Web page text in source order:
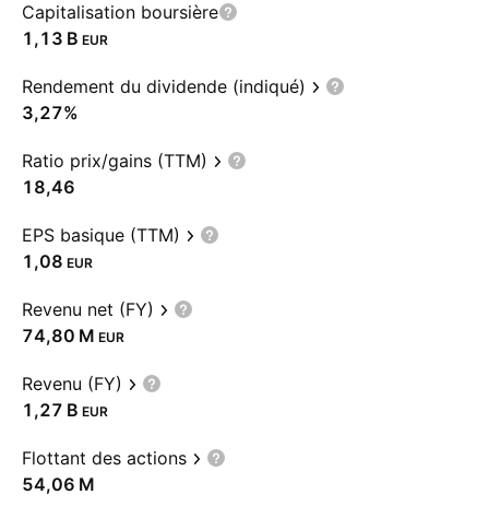
Capitalisation boursière
‪1,13 B‬ EUR
Rendement du dividende (indiqué)
3,27%
Ratio prix/gains (TTM)
18,46
EPS basique (TTM)
1,08 EUR
Revenu net (FY)
‪74,80 M‬ EUR
Revenu (FY)
‪1,27 B‬ EUR
Flottant des actions
‪54,06 M‬